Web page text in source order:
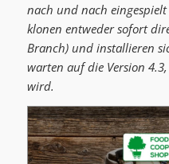
nach und nach
klonen entweder sofort
Branch) und installieren
warten auf die Version
wird.